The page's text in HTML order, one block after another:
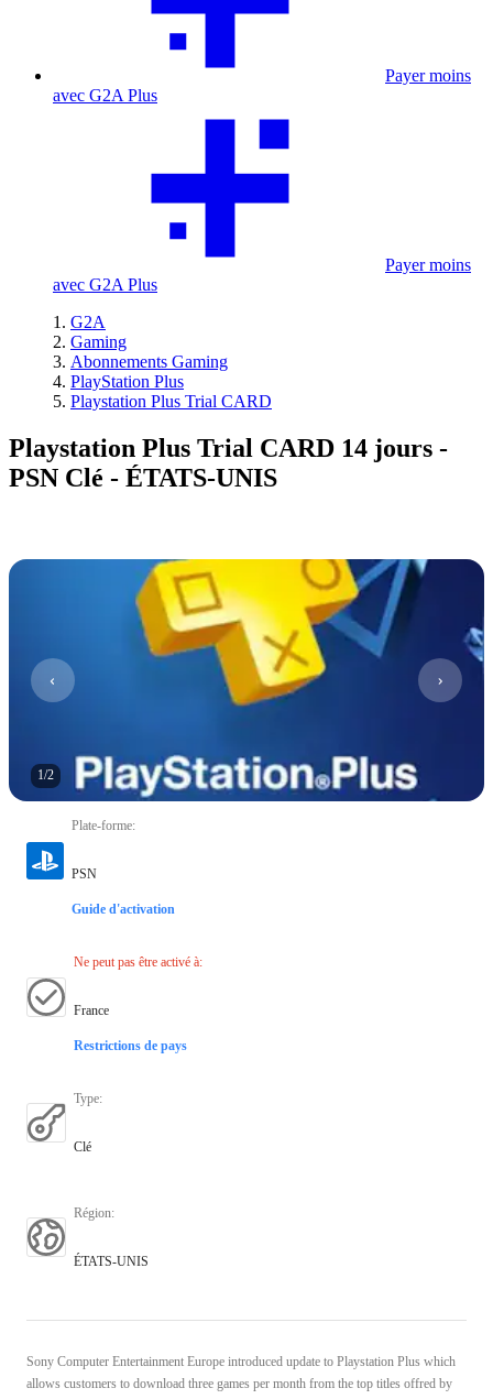
Payer moins
avec G2A Plus
Payer moins
avec G2A Plus
G2A
Gaming
Abonnements Gaming
PlayStation Plus
Playstation Plus Trial CARD
Playstation Plus Trial CARD 14 jours -
PSN Clé - ÉTATS-UNIS
1/2
Plate-forme:
PSN
Guide d'activation
Ne peut pas être activé à:
France
Restrictions de pays
Type:
Clé
Région:
ÉTATS-UNIS
Sony Computer Entertainment Europe introduced update to Playstation Plus which
allows customers to download three games per month from the top titles offred by